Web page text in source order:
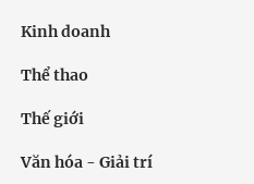
Kinh doanh
Thể thao
Thế giới
Văn hóa - Giải trí